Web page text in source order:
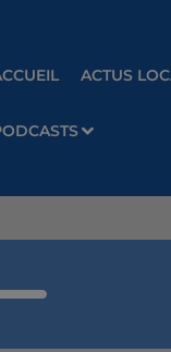
ACTUS